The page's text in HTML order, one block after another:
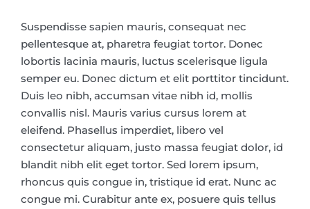
Suspendisse sapien mauris, consequat nec
pellentesque at, pharetra feugiat tortor. Donec
lobortis lacinia mauris, luctus scelerisque ligula
semper eu. Donec dictum et elit porttitor tincidunt.
Duis leo nibh, accumsan vitae nibh id, mollis
convallis nisl. Mauris varius cursus lorem at
eleifend. Phasellus imperdiet, libero vel
consectetur aliquam, justo massa feugiat dolor, id
blandit nibh elit eget tortor. Sed lorem ipsum,
rhoncus quis congue in, tristique id erat. Nunc ac
congue mi. Curabitur ante ex, posuere quis tellus